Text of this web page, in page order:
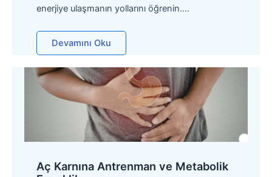
enerjiye ulaşmanın yollarını öğrenin….
Devamını Oku
Aç Karnına Antrenman ve Metabolik